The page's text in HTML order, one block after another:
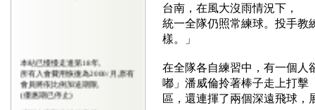
本站已慢慢走進第18年,
所有入會費用恢復為2000/月,原有
會員將依比例加送期限,
(優惠期已停止)
台南，在風大沒雨情況下，
統一全隊仍照常練球。投手教
樣。」
在全隊各自練習中，有一個人
嘟」潘威倫拎著棒子走上打擊
區，還連揮了兩個深遠飛球，